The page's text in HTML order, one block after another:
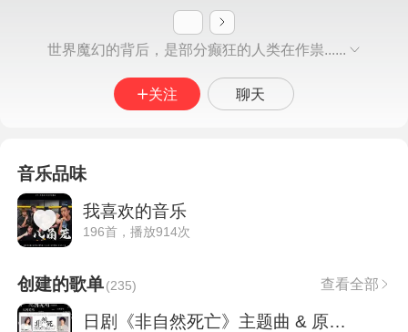
世界魔幻的背后，是部分癫狂的人类在作祟......
关注 聊天
音乐品味
我喜欢的音乐
196首，播放914次
创建的歌单(235) 查看全部
日剧《非自然死亡》主题曲 & 原声带